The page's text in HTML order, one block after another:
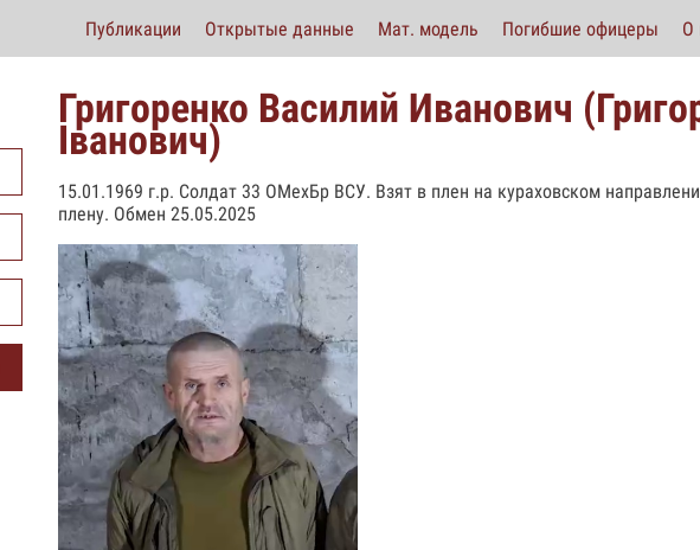
Публикации Открытые данные Мат. модель Погибшие офицеры О
Григоренко Василий Иванович
Іванович)
15.01.1969 г.р. Солдат 33 ОМехБр ВСУ. Взят в плен на кураховском
плену. Обмен 25.05.2025